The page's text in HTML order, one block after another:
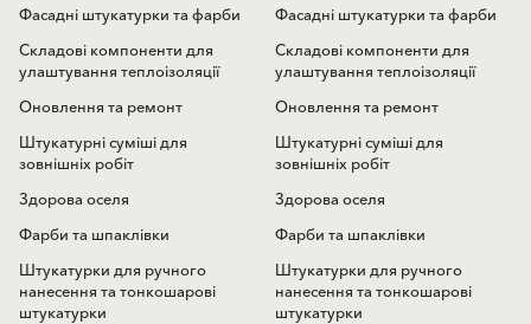
Фасадні штукатурки та фарби
Складові компоненти для
улаштування теплоізоляції
Оновлення та ремонт
Штукатурні суміші для
зовнішніх робіт
Здорова оселя
Фарби та шпаклівки
Штукатурки для ручного
нанесення та тонкошарові
штукатурки
Фасадні штукатурки та фарби
Складові компоненти для
улаштування теплоізоляції
Оновлення та ремонт
Штукатурні суміші для
зовнішніх робіт
Здорова оселя
Фарби та шпаклівки
Штукатурки для ручного
нанесення та тонкошарові
штукатурки